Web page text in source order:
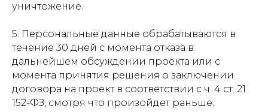
уничтожение.
5. Персональные данные обрабатываются в
течение 30 дней с момента отказа в
дальнейшем обсуждении проекта или с
момента принятия решения о заключении
договора на проект в соответствии с ч. 4 ст. 21
152-ФЗ, смотря что произойдет раньше.